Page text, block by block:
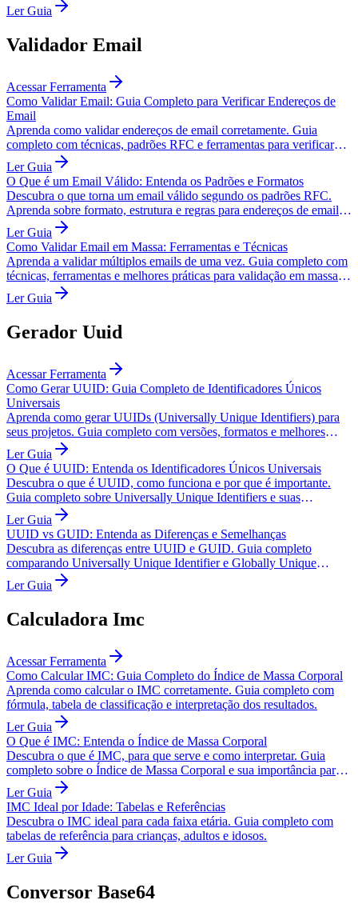
Ler Guia
Validador Email
Acessar Ferramenta
Como Validar Email: Guia Completo para Verificar Endereços de
Email
Aprenda como validar endereços de email corretamente. Guia
completo com técnicas, padrões RFC e ferramentas para verificar
emails válidos.
Ler Guia
O Que é um Email Válido: Entenda os Padrões e Formatos
Descubra o que torna um email válido segundo os padrões RFC.
Aprenda sobre formato, estrutura e regras para endereços de email
Ler Guia
Como Validar Email em Massa: Ferramentas e Técnicas
Aprenda a validar múltiplos emails de uma vez. Guia completo com
técnicas, ferramentas e melhores práticas para validação em massa
de endereços de email.
Ler Guia
Gerador Uuid
Acessar Ferramenta
Como Gerar UUID: Guia Completo de Identificadores Únicos
Universais
Aprenda como gerar UUIDs (Universally Unique Identifiers) para
seus projetos. Guia completo com versões, formatos e melhores
Ler Guia
O Que é UUID: Entenda os Identificadores Únicos Universais
Descubra o que é UUID, como funciona e por que é importante.
Guia completo sobre Universally Unique Identifiers e suas
aplicações.
Ler Guia
UUID vs GUID: Entenda as Diferenças e Semelhanças
Descubra as diferenças entre UUID e GUID. Guia completo
comparando Universally Unique Identifier e Globally Unique
Ler Guia
Calculadora Imc
Acessar Ferramenta
Como Calcular IMC: Guia Completo do Índice de Massa Corporal
Aprenda como calcular o IMC corretamente. Guia completo com
fórmula, tabela de classificação e interpretação dos resultados.
Ler Guia
O Que é IMC: Entenda o Índice de Massa Corporal
Descubra o que é IMC, para que serve e como interpretar. Guia
completo sobre o Índice de Massa Corporal e sua importância para a
Ler Guia
IMC Ideal por Idade: Tabelas e Referências
Descubra o IMC ideal para cada faixa etária. Guia completo com
tabelas de referência para crianças, adultos e idosos.
Ler Guia
Conversor Base64